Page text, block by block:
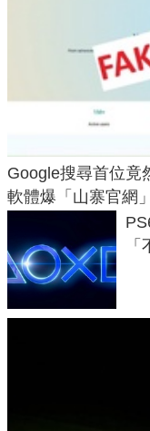
Google搜尋首位竟
軟體爆「山寨官網